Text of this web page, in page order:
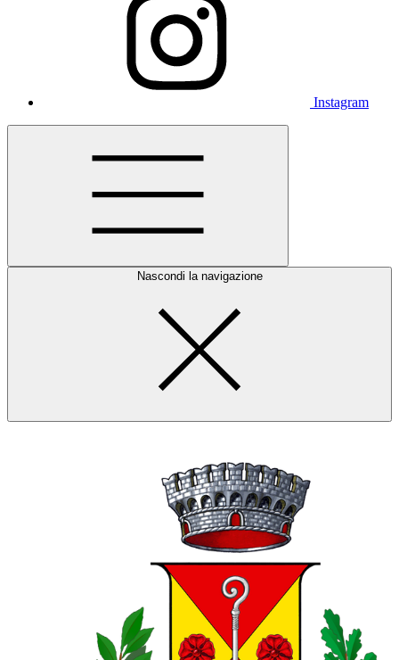
Instagram
Nascondi la navigazione